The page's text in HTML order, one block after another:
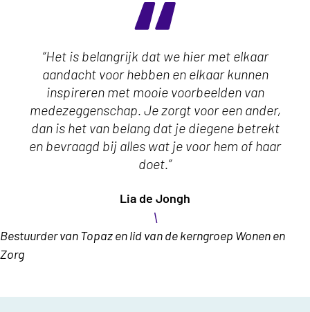
“Het is belangrijk dat we hier met elkaar
aandacht voor hebben en elkaar kunnen
inspireren met mooie voorbeelden van
medezeggenschap. Je zorgt voor een ander,
dan is het van belang dat je diegene betrekt
en bevraagd bij alles wat je voor hem of haar
doet.”
Lia de Jongh
\
Bestuurder van Topaz en lid van de kerngroep Wonen en
Zorg